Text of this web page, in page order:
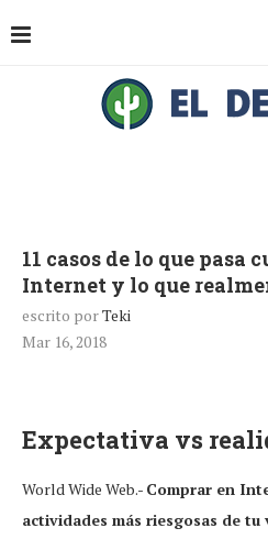
11 casos de lo que pasa
Internet y lo que
escrito porTeki
Mar 16, 2018
Expectativa vs
World Wide Web.- Comprar en
actividades más riesgosas de tu